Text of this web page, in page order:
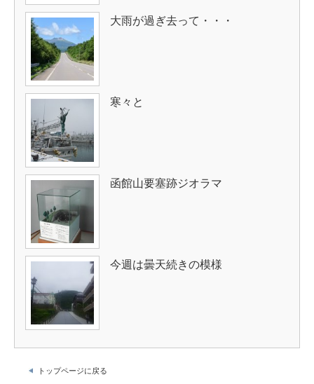
大雨が過ぎ去って・・・
寒々と
函館山要塞跡ジオラマ
今週は曇天続きの模様
トップページに戻る